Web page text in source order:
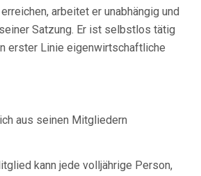
arbeitet er unabhängig und
Satzung. Er ist selbstlos tätig
erster Linie eigenwirtschaftliche
aus seinen Mitgliedern
kann jede volljährige Person,